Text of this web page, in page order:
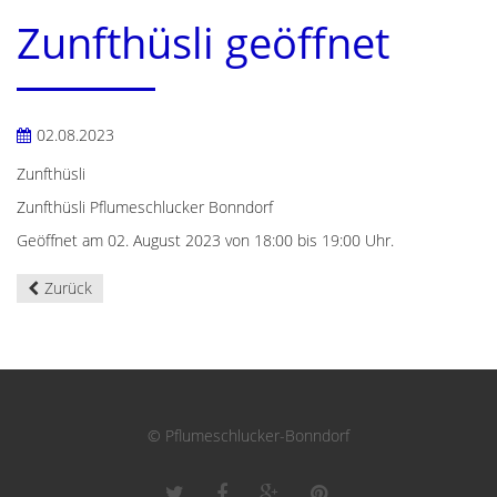
Zunfthüsli geöffnet
02.08.2023
Zunfthüsli
Zunfthüsli Pflumeschlucker Bonndorf
Geöffnet am 02. August 2023 von 18:00 bis 19:00 Uhr.
Zurück
© Pflumeschlucker-Bonndorf